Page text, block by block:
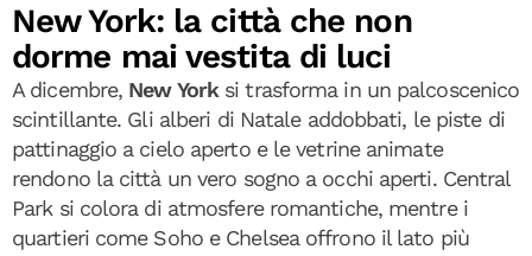
New York: la città che non
dorme mai vestita di luci
A dicembre, New York si trasforma in un palcoscenico
scintillante. Gli alberi di Natale addobbati, le piste di
pattinaggio a cielo aperto e le vetrine animate
rendono la città un vero sogno a occhi aperti. Central
Park si colora di atmosfere romantiche, mentre i
quartieri come Soho e Chelsea offrono il lato più